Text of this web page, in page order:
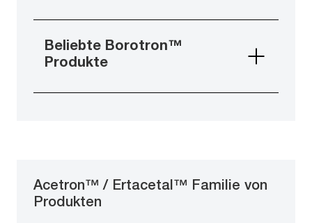
Beliebte Borotron™
Produkte
Acetron™ / Ertacetal™ Familie von
Produkten